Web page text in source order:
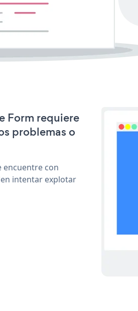
Form requiere
problemas o
encuentre con
intentar explotar